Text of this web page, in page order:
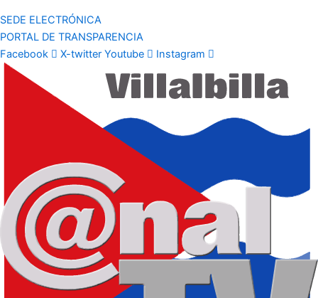
SEDE ELECTRÓNICA
PORTAL DE TRANSPARENCIA
Facebook
X-twitter Youtube Instagram